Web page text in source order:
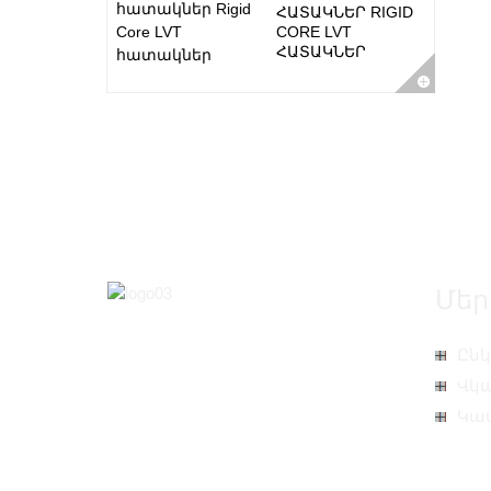
ՀԱՏԱԿՆԵՐ RIGID
CORE LVT
ՀԱՏԱԿՆԵՐ